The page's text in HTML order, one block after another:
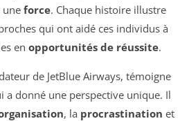
une force. Chaque histoire illustre
qui ont aidé ces individus à
en opportunités de réussite.
de JetBlue Airways, témoigne
a donné une perspective unique. Il
, la procrastination et